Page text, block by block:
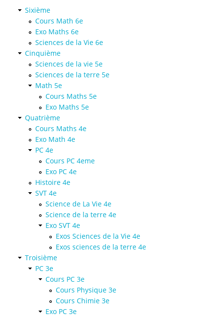
Sixième
Cours Math 6e
Exo Maths 6e
Sciences de la Vie 6e
Cinquième
Sciences de la vie 5e
Sciences de la terre 5e
Math 5e
Cours Maths 5e
Exo Maths 5e
Quatrième
Cours Maths 4e
Exo Math 4e
PC 4e
Cours PC 4eme
Exo PC 4e
Histoire 4e
SVT 4e
Science de La Vie 4e
Science de la terre 4e
Exo SVT 4e
Exos Sciences de la Vie 4e
Exos sciences de la terre 4e
Troisième
PC 3e
Cours PC 3e
Cours Physique 3e
Cours Chimie 3e
Exo PC 3e